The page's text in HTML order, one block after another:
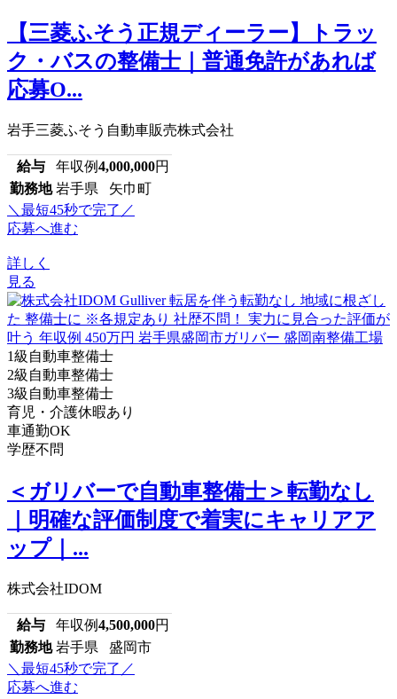
【三菱ふそう正規ディーラー】トラッ
ク・バスの整備士｜普通免許があれば
応募O...
岩手三菱ふそう自動車販売株式会社
給与 年収例4,000,000円
勤務地 岩手県 矢巾町
＼最短45秒で完了／
応募へ進む
詳しく
見る
1級自動車整備士
2級自動車整備士
3級自動車整備士
育児・介護休暇あり
車通勤OK
学歴不問
＜ガリバーで自動車整備士＞転勤なし
｜明確な評価制度で着実にキャリアア
ップ｜...
株式会社IDOM
給与 年収例4,500,000円
勤務地 岩手県 盛岡市
＼最短45秒で完了／
応募へ進む